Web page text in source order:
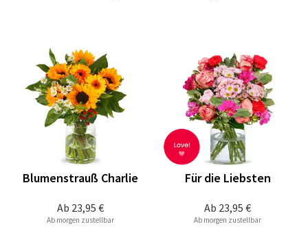
Ab 23,95 €
Blumenstrauß Charlie
Ab morgen zustellbar
Ab 23,95 €
Für die Liebsten
Ab morgen zustellbar